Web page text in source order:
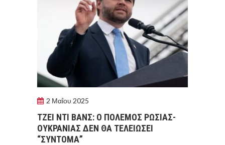
2 Μαΐου 2025
ΤΖΕΙ ΝΤΙ ΒΑΝΣ: Ο ΠΟΛΕΜΟΣ ΡΩΣΙΑΣ-
ΟΥΚΡΑΝΙΑΣ ΔΕΝ ΘΑ ΤΕΛΕΙΩΣΕΙ
“ΣΥΝΤΟΜΑ”